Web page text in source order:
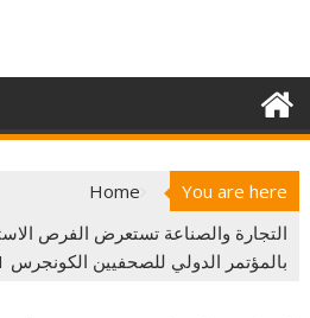
You are here
Home
التجارة والصناعة تستعرض الفرص
بالمؤتمر الدولي للصحفيين الكونجرس 31